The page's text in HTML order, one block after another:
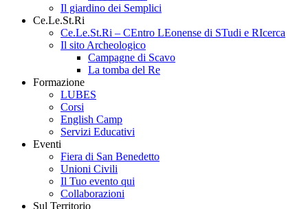
Il giardino dei Semplici
Ce.Le.St.Ri
Ce.Le.St.Ri – CEntro LEonense di STudi e RIcerca
Il sito Archeologico
Campagne di Scavo
La tomba del Re
Formazione
LUBES
Corsi
English Camp
Servizi Educativi
Eventi
Fiera di San Benedetto
Unioni Civili
Il Tuo evento qui
Collaborazioni
Sul Territorio